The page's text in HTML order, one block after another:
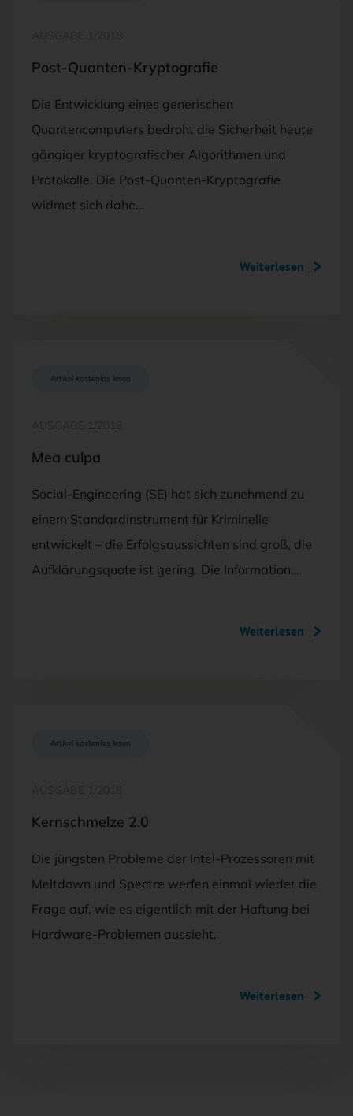
Post-Quanten-Kryptografie
Die Entwicklung eines generischen
Quantencomputers bedroht die Sicherheit heute
gängiger kryptografischer Algorithmen und
Protokolle. Die Post-Quanten-Kryptografie
widmet sich dahe…
Weiterlesen
Artikel kostenlos lesen
Mea culpa
Social-Engineering (SE) hat sich zunehmend zu
einem Standardinstrument für Kriminelle
entwickelt – die Erfolgsaussichten sind groß, die
Aufklärungsquote ist gering. Die Information…
Weiterlesen
Artikel kostenlos lesen
Kernschmelze 2.0
Die jüngsten Probleme der Intel-Prozessoren mit
Meltdown und Spectre werfen einmal wieder die
Frage auf, wie es eigentlich mit der Haftung bei
Hardware-Problemen aussieht.
Weiterlesen